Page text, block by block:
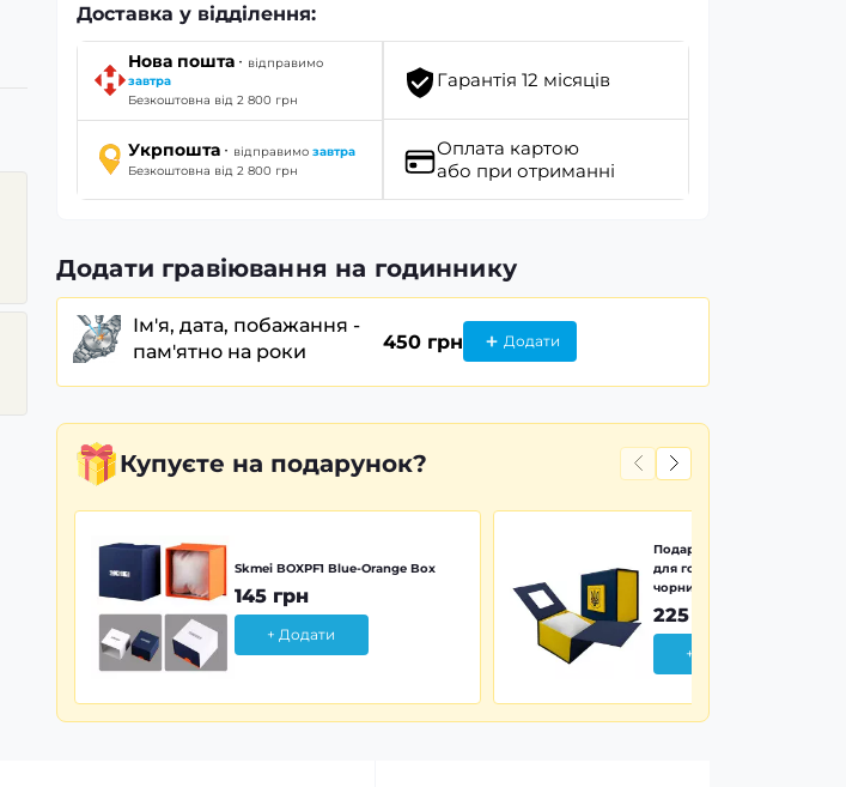
Доставка у відділення:
Нова пошта · відправимо
завтра
Безкоштовна від 2 800 грн
Укрпошта · відправимо завтра
Безкоштовна від 2 800 грн
Гарантія 12 місяців
Оплата картою
або при отриманні
Додати гравіювання на годиннику
Ім'я, дата, побажання -
пам'ятно на роки
450 грн Додати
Купуєте на подарунок?
Skmei BOXPF1 Blue-Orange Box
145 грн
+ Додати
Подарункова картонна
для годинника синьо-жовта
чорним тризубом
225 грн
+ Додати